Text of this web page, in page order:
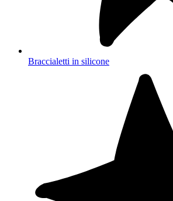
Braccialetti in silicone